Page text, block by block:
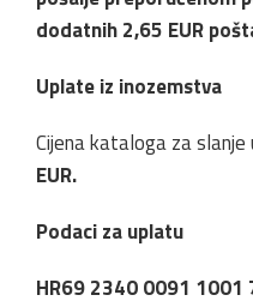
dodatnih 2,65 EUR
Uplate iz inozemstva
Cijena kataloga za
EUR.
Podaci za uplatu
HR69 2340 0091 1001